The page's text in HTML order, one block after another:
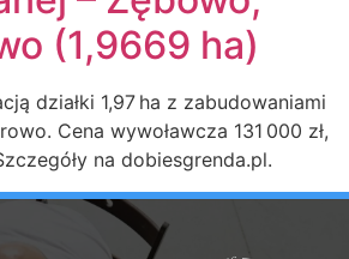
(1,9669 ha)
działki 1,97 ha z zabudowaniami
Cena wywoławcza 131 000 zł,
na dobiesgrenda.pl.